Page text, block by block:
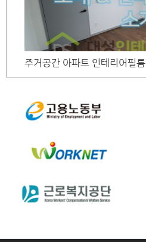
주거공간 아파트 인테리어필름